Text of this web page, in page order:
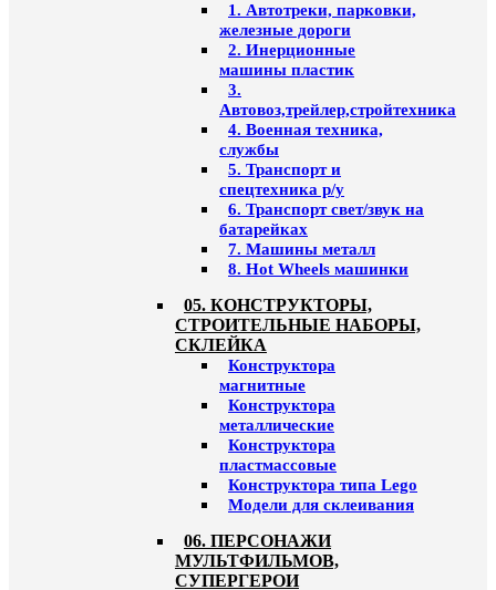
1. Автотреки, парковки,
железные дороги
2. Инерционные
машины пластик
3.
Автовоз,трейлер,стройтехника
4. Военная техника,
службы
5. Транспорт и
спецтехника р/у
6. Транспорт свет/звук на
батарейках
7. Машины металл
8. Hot Wheels машинки
05. КОНСТРУКТОРЫ,
СТРОИТЕЛЬНЫЕ НАБОРЫ,
СКЛЕЙКА
Конструктора
магнитные
Конструктора
металлические
Конструктора
пластмассовые
Конструктора типа Lego
Модели для склеивания
06. ПЕРСОНАЖИ
МУЛЬТФИЛЬМОВ,
СУПЕРГЕРОИ